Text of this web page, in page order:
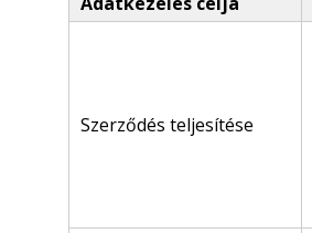
Szerződés teljesítése